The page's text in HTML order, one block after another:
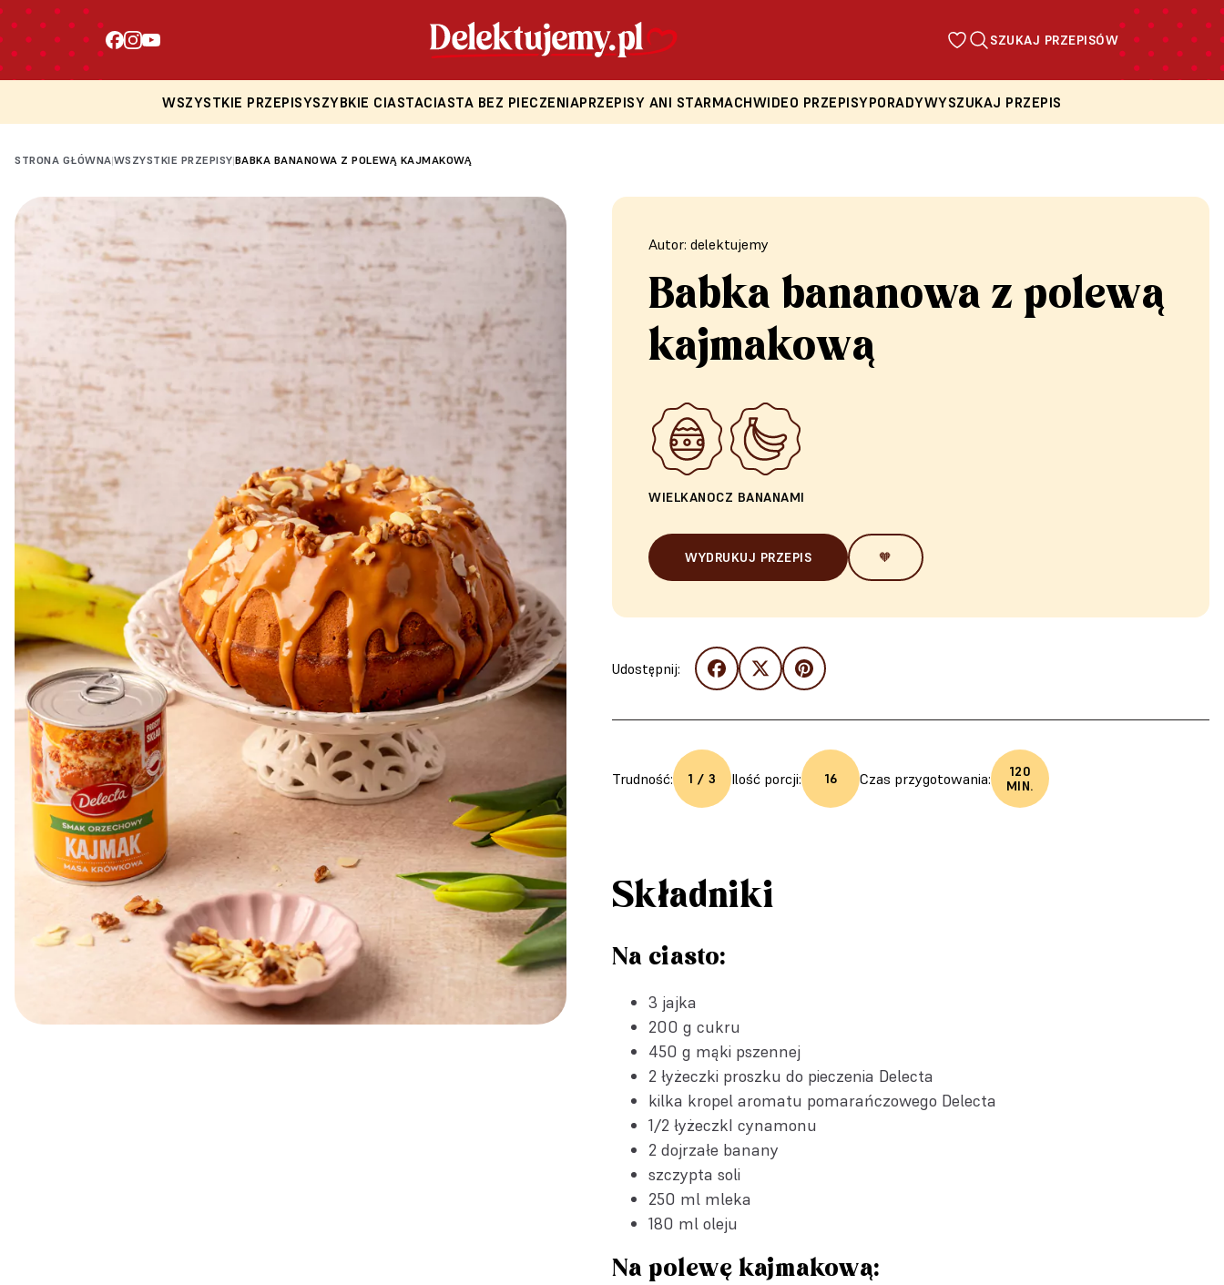
SZUKAJ PRZEPISÓW
WSZYSTKIE PRZEPISYSZYBKIE CIASTACIASTA BEZ PIECZENIAPRZEPISY ANI STARMACHWIDEO PRZEPISYPORADYWYSZUKAJ PRZEPIS
STRONA GŁÓWNA|WSZYSTKIE PRZEPISY|BABKA BANANOWA Z POLEWĄ KAJMAKOWĄ
Autor: delektujemy
Babka bananowa z polewą
kajmakową
WIELKANOCZ BANANAMI
WYDRUKUJ PRZEPIS 🧡
Udostępnij:
Trudność: 1 / 3 Ilość porcji: 16 Czas przygotowania:
120
MIN.
Składniki
Na ciasto:
3 jajka
200 g cukru
450 g mąki pszennej
2 łyżeczki proszku do pieczenia Delecta
kilka kropel aromatu pomarańczowego Delecta
1/2 łyżeczkI cynamonu
2 dojrzałe banany
szczypta soli
250 ml mleka
180 ml oleju
Na polewę kajmakową: